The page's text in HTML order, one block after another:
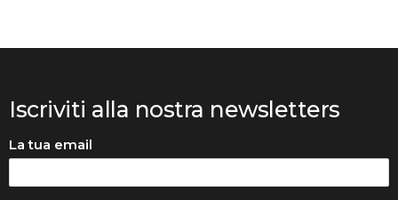
Iscriviti alla nostra newsletters
La tua email